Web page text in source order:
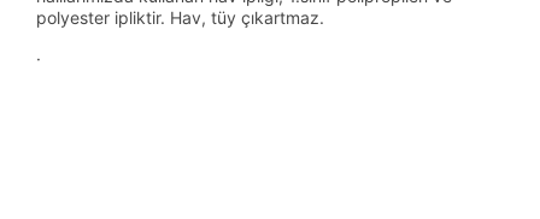
polyester ipliktir. Hav, tüy çıkartmaz.
·